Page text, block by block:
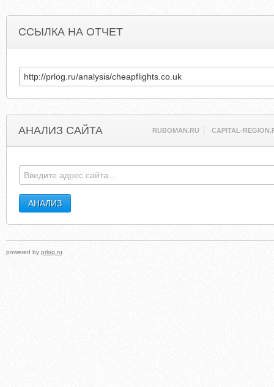
ССЫЛКА НА ОТЧЕТ
АНАЛИЗ САЙТА RUBOMAN.RU CAPITAL-
powered by prlog.ru